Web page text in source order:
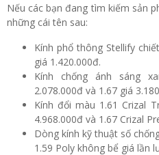
Nếu các bạn đang tìm kiếm sản
những cái tên sau:
Kính phổ thông Stellify
giá 1.420.000đ.
Kính chống ánh sáng
2.078.000đ và 1.67 giá
Kính đổi màu 1.61 Crizal
4.968.000đ và 1.67 Crizal
Dòng kính kỹ thuật số
1.59 Poly không bể giá lần